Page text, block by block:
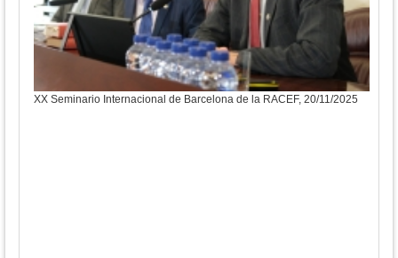
XX Seminario Internacional de Barcelona de la RACEF, 20/11/2025